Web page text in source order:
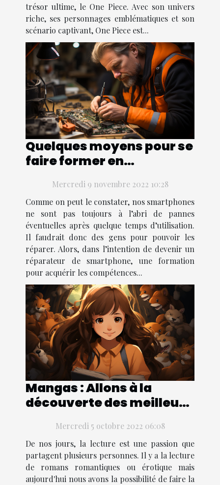
trésor ultime, le One Piece. Avec son univers
riche, ses personnages emblématiques et son
scénario captivant, One Piece est...
Quelques moyens pour se
faire former en
smartphone
Mercredi 9 novembre 2022 10:28
Comme on peut le constater, nos smartphones
ne sont pas toujours à l’abri de pannes
éventuelles après quelque temps d’utilisation.
Il faudrait donc des gens pour pouvoir les
réparer. Alors, dans l’intention de devenir un
réparateur de smartphone, une formation
pour acquérir les compétences...
Mangas : Allons à la
découverte des meilleurs
jeune fille lectrice
Mercredi 5 octobre 2022 06:08
De nos jours, la lecture est une passion que
partagent plusieurs personnes. Il y a la lecture
de romans romantiques ou érotique mais
aujourd'hui nous avons la possibilité de faire la